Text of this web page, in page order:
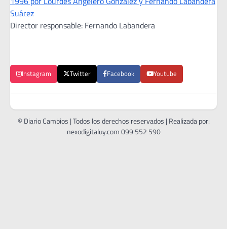
Suárez
Director responsable: Fernando Labandera
Instagram Twitter Facebook Youtube